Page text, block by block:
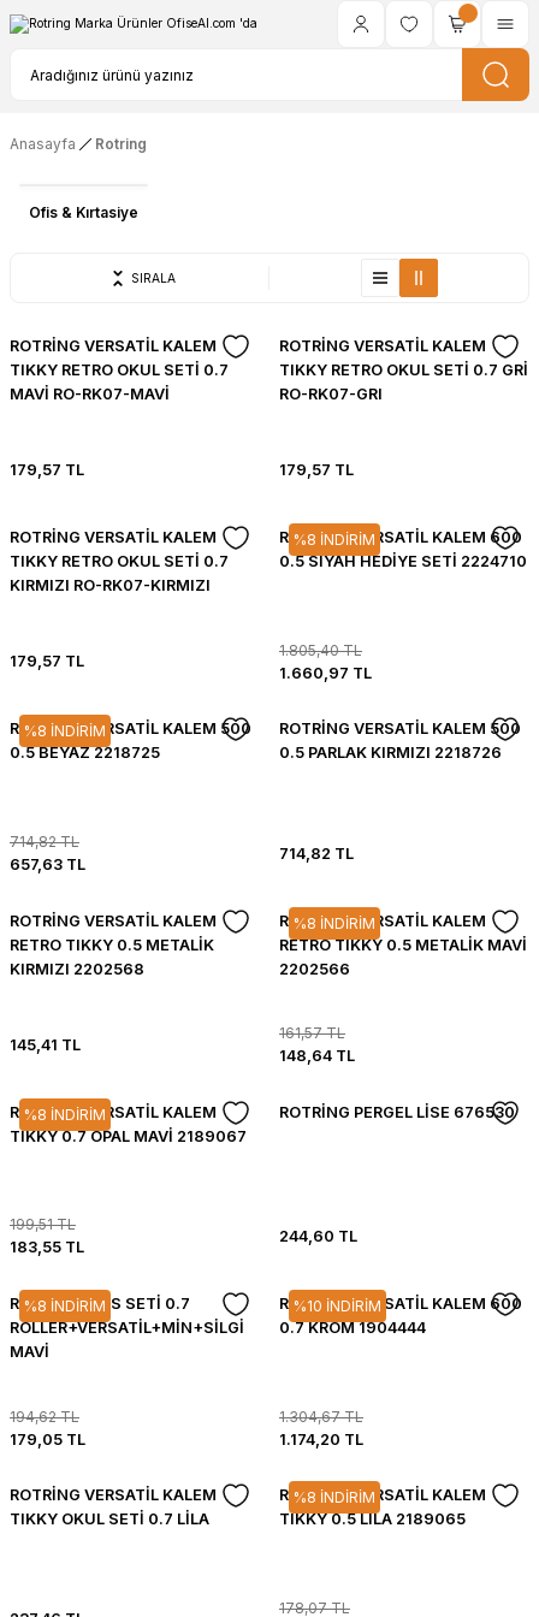
Anasayfa Rotring
Ofis & Kırtasiye
SIRALA
ROTRİNG VERSATİL KALEM
TIKKY RETRO OKUL SETİ 0.7
MAVİ RO-RK07-MAVİ
179,57 TL
ROTRİNG VERSATİL KALEM
TIKKY RETRO OKUL SETİ 0.7 GRİ
RO-RK07-GRI
179,57 TL
ROTRİNG VERSATİL KALEM
TIKKY RETRO OKUL SETİ 0.7
KIRMIZI RO-RK07-KIRMIZI
179,57 TL
%8 İNDİRİM
ROTRİNG VERSATİL KALEM 600
0.5 SİYAH HEDİYE SETİ 2224710
1.805,40 TL
1.660,97 TL
%8 İNDİRİM
ROTRİNG VERSATİL KALEM 500
0.5 BEYAZ 2218725
714,82 TL
657,63 TL
ROTRİNG VERSATİL KALEM 500
0.5 PARLAK KIRMIZI 2218726
714,82 TL
ROTRİNG VERSATİL KALEM
RETRO TIKKY 0.5 METALİK
KIRMIZI 2202568
145,41 TL
%8 İNDİRİM
ROTRİNG VERSATİL KALEM
RETRO TIKKY 0.5 METALİK MAVİ
2202566
161,57 TL
148,64 TL
%8 İNDİRİM
ROTRİNG VERSATİL KALEM
TIKKY 0.7 OPAL MAVİ 2189067
199,51 TL
183,55 TL
ROTRİNG PERGEL LİSE 676530
244,60 TL
%8 İNDİRİM
ROTRİNG OFİS SETİ 0.7
ROLLER+VERSATİL+MİN+SİLGİ
MAVİ
194,62 TL
179,05 TL
%10 İNDİRİM
ROTRİNG VERSATİL KALEM 600
0.7 KROM 1904444
1.304,67 TL
1.174,20 TL
ROTRİNG VERSATİL KALEM
TIKKY OKUL SETİ 0.7 LİLA
%8 İNDİRİM
ROTRİNG VERSATİL KALEM
TIKKY 0.5 LİLA 2189065
178,07 TL